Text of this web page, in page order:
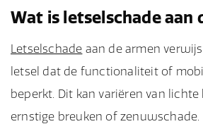
Wat is letselschade aan
Letselschade aan de armen
letsel dat de functionaliteit of
beperkt. Dit kan variëren van
ernstige breuken of zenuwschade.